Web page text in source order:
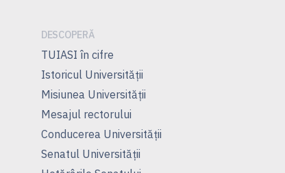
DESCOPERĂ
TUIASI în cifre
Istoricul Universităţii
Misiunea Universităţii
Mesajul rectorului
Conducerea Universităţii
Senatul Universității